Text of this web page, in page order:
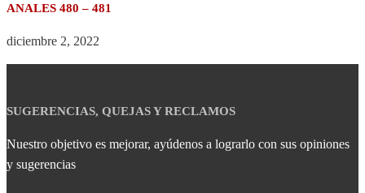
ANALES 480 – 481
diciembre 2, 2022
SUGERENCIAS, QUEJAS Y RECLAMOS
Nuestro objetivo es mejorar, ayúdenos a lograrlo con sus opiniones
y sugerencias